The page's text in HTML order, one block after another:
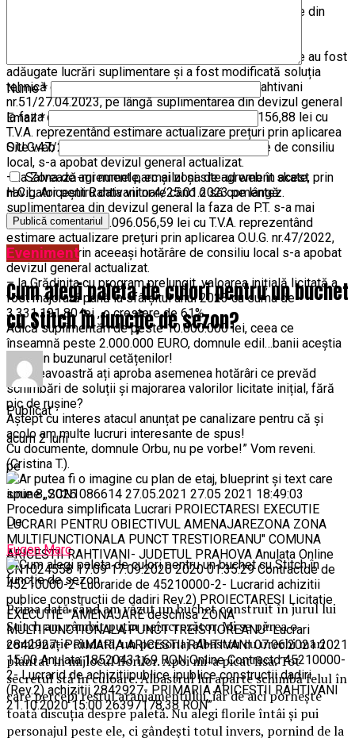
În susținerea celor spuse, voi da doar câteva exemple din
3.582.684,40 lei cu T.V.A. însemnând 53,95%, deoarece au fost
adăugate lucrări suplimentare și a fost modificată soluția
tehnică ce a fost licitată. Prin H.C.L. Ariceștii Rahtivani
nr.51/27.04.2023, pe lângă suplimentarea din devizul general
la faza de P.T. s-a mai aprobat suma de 1.543.156,88 lei cu
T.V.A. reprezentând estimare actualizare prețuri prin aplicarea
O.U.G.47/2022, cu toate că prin aceeași hotărâre de consiliu
local, s-a apobat devizul general actualizat.
– la Zona de agrement parc și zona de agrement skate, prin
H.C.L. Ariceștii Rahtivani nr.4/25.01.2023 pe lângă
suplimentarea din devizul general la faza de P.T. s-a mai
aprobat suma de 1.096.056,59 lei cu T.V.A. reprezentând
estimare actualizare prețuri prin aplicarea O.U.G. nr.47/2022,
cu toate că prin aceeași hotărâre de consiliu local s-a apobat
devizul general actualizat.
– la Grădinița cu program prelungit, valoarea inițială licitată a
fost majorată până la sfârșitul anul 2023 cu suma de
3.331.191,80 lei , o crestere de 61%.
Adică suplimentări de peste 10.000.000 lei, ceea ce
înseamnă peste 2.000.000 EURO, domnule edil…banii aceștia
sunt din buzunarul cetățenilor!
Dumneavoastră ați aproba asemenea hotărâri ce prevăd
schimbări de soluții și majorarea valorilor licitate inițial, fără
pic de rușine?
Aștept cu interes atacul anunțat pe canalizare pentru că și
acolo am multe lucruri interesante de spus!
Cu documente, domnule Orbu, nu pe vorbe!” Vom reveni.
(Cristina T.).
Nume*
Email*
Site web
Salvează-mi numele, emailul și site-ul web în acest
navigator pentru data viitoare când o să comentez.
Eveniment
Cum alegi paleta de culori pentru un buchet
cu Stitch în funcție de sezon?
Publicat
acum 2 luni
pe
iunie 8, 2026
De
Eugen Marc
Prima dată când am văzut un buchet construit în jurul lui
Stitch am zâmbit puțin neîncrezător. Mi se părea o
combinație ciudată, un personaj albastru cu urechi mari
plantat în mijlocul florilor. Apoi mi-a picat fisa. Tot
secretul stă în culoare. Albastrul lui aparte schimbă felul în
care percepi restul aranjamentului, iar de aici pornește
toată discuția despre paletă. Nu alegi florile întâi și pui
personajul peste ele, ci gândești totul invers, pornind de la